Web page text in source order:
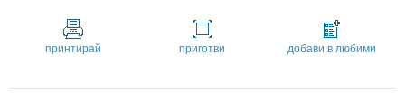
принтирай приготви добави в любими